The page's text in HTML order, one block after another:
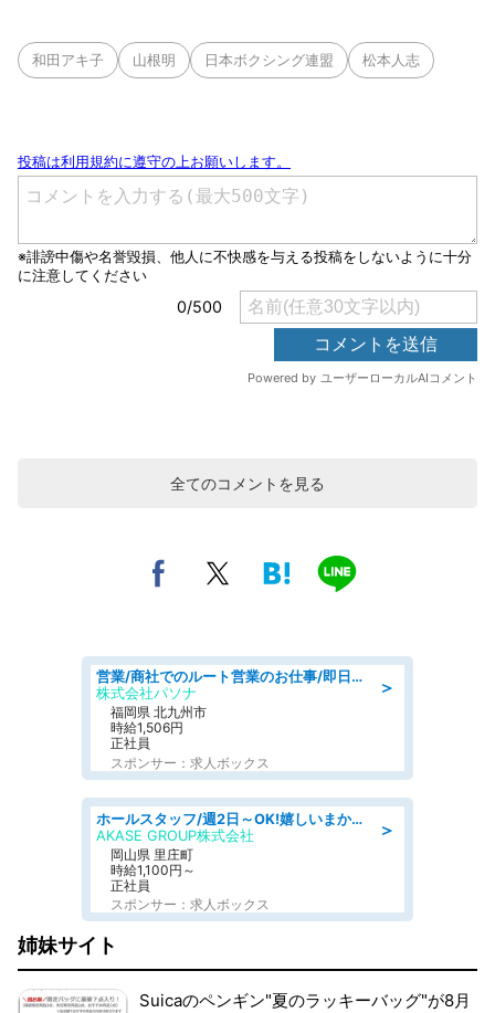
和田アキ子 山根明 日本ボクシング連盟 松本人志
全てのコメントを見る
＞
営業/商社でのルート営業のお仕事/即日勤務可/車通勤可/営業
株式会社パソナ
福岡県 北九州市
時給1,506円
正社員
スポンサー：求人ボックス
＞
ホールスタッフ/週2日～OK!嬉しいまかない付き/岡山県/浅口郡里庄町
AKASE GROUP株式会社
岡山県 里庄町
時給1,100円～
正社員
スポンサー：求人ボックス
姉妹サイト
Suicaのペンギン"夏のラッキーバッグ"が8月